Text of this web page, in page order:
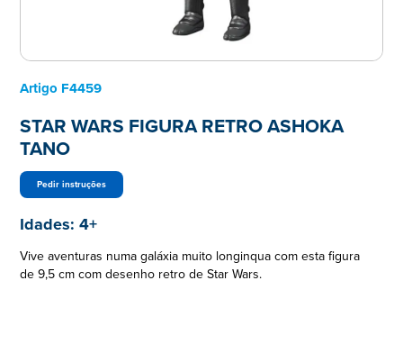
Artigo F4459
STAR WARS FIGURA RETRO ASHOKA
TANO
Pedir instruções
Idades: 4+
Vive aventuras numa galáxia muito longinqua com esta figura
de 9,5 cm com desenho retro de Star Wars.